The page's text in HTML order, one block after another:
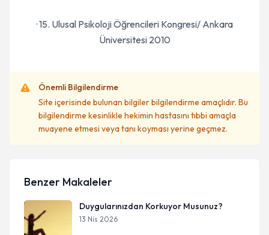
· 15. Ulusal Psikoloji Öğrencileri Kongresi/ Ankara
Üniversitesi 2010
Önemli Bilgilendirme
Site içerisinde bulunan bilgiler bilgilendirme amaçlıdır. Bu
bilgilendirme kesinlikle hekimin hastasını tıbbi amaçla
muayene etmesi veya tanı koyması yerine geçmez.
Benzer Makaleler
Duygularınızdan Korkuyor Musunuz?
13 Nis 2026